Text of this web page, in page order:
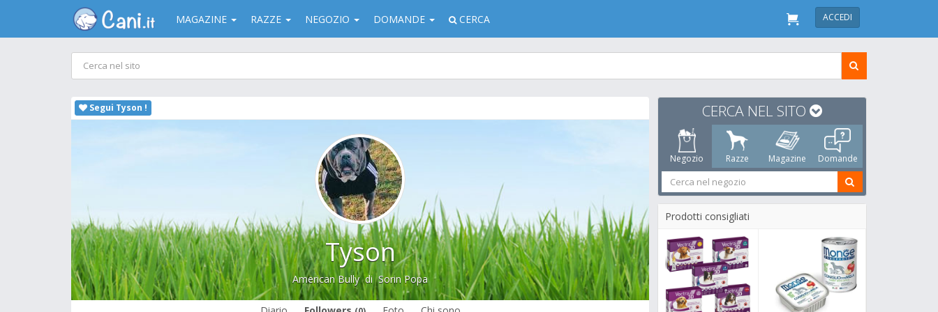
MAGAZINE RAZZE NEGOZIO DOMANDE CERCA ACCEDI
Segui Tyson !
Tyson
American BullydiSorin Popa
CERCA NEL SITO
Negozio Razze Magazine Domande
Prodotti consigliati